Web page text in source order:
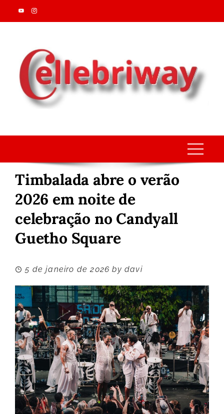
Skip
to
Timbalada abre o verão
2026 em noite de
celebração no Candyall
Guetho Square
5 de janeiro de 2026 bydavi